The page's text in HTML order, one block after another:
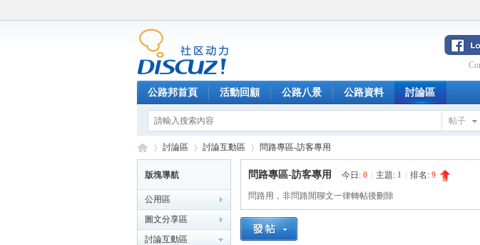
公路邦首頁 活動回顧 公路八景 公路資料 討論區
帖子
公 »
討論區
›
討論互動區
›
問路專區-訪客專用
版塊導航
公用區
圖文分享區
討論互動區
問路專區-訪客專用 今日: 0 主題: 1 排名: 9
問路用，非問路閒聊文一律轉帖後刪除